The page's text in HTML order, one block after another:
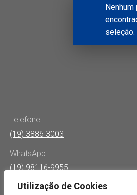
Utilização de Cookies
seleção.
Telefone
(19) 3886-3003
WhatsApp
(19) 98116-9955
E-mail